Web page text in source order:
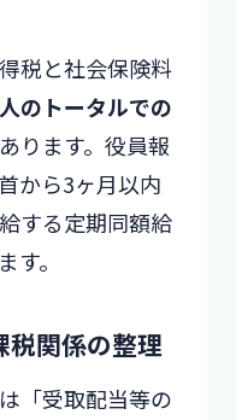
税と社会保険料
のトータルでの
ります。役員報
から3ヶ月以内
する定期同額給
す。
税関係の整理
「受取配当等の